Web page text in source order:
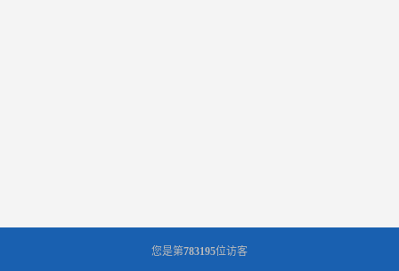
您是第783195位访客